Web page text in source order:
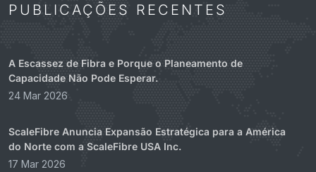
PUBLICAÇÕES RECENTES
A Escassez de Fibra e Porque o Planeamento de
Capacidade Não Pode Esperar.
24 Mar 2026
ScaleFibre Anuncia Expansão Estratégica para a América
do Norte com a ScaleFibre USA Inc.
17 Mar 2026